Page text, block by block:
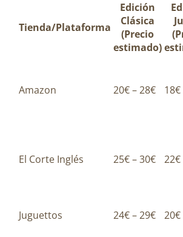
Tienda/Plataforma
Edición
Clásica
(Precio
estimado)
Amazon 20€ – 28€ 18€
El Corte Inglés 25€ – 30€ 22€
Juguettos 24€ – 29€ 20€